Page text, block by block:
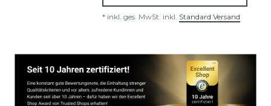
* inkl. ges. MwSt. inkl. Standard Versand